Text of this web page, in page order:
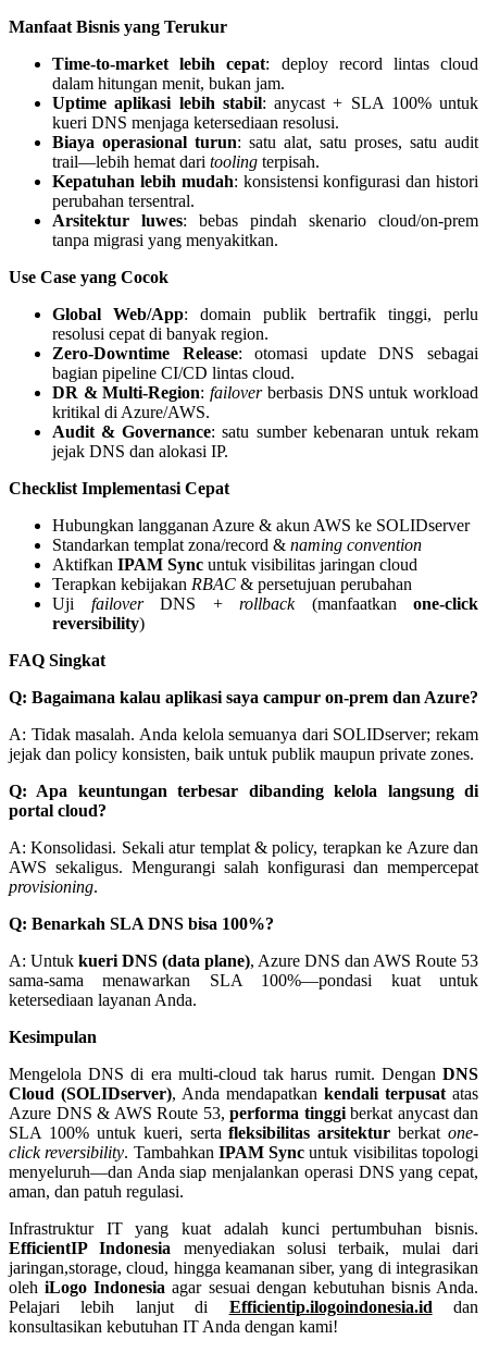
Manfaat Bisnis yang Terukur
Time-to-market lebih cepat: deploy record lintas cloud
dalam hitungan menit, bukan jam.
Uptime aplikasi lebih stabil: anycast + SLA 100% untuk
kueri DNS menjaga ketersediaan resolusi.
Biaya operasional turun: satu alat, satu proses, satu audit
trail—lebih hemat dari tooling terpisah.
Kepatuhan lebih mudah: konsistensi konfigurasi dan histori
perubahan tersentral.
Arsitektur luwes: bebas pindah skenario cloud/on-prem
tanpa migrasi yang menyakitkan.
Use Case yang Cocok
Global Web/App: domain publik bertrafik tinggi, perlu
resolusi cepat di banyak region.
Zero-Downtime Release: otomasi update DNS sebagai
bagian pipeline CI/CD lintas cloud.
DR & Multi-Region:failoverberbasis DNS untuk workload
kritikal di Azure/AWS.
Audit & Governance: satu sumber kebenaran untuk rekam
jejak DNS dan alokasi IP.
Checklist Implementasi Cepat
Hubungkan langganan Azure & akun AWS ke SOLIDserver
Standarkan templat zona/record & naming convention
Aktifkan IPAM Sync untuk visibilitas jaringan cloud
Terapkan kebijakan RBAC & persetujuan perubahan
Uji failoverDNS + rollback(manfaatkan one-click
reversibility)
FAQ Singkat
Q: Bagaimana kalau aplikasi saya campur on-prem dan Azure?
A: Tidak masalah. Anda kelola semuanya dari SOLIDserver; rekam
jejak dan policy konsisten, baik untuk publik maupun private zones.
Q: Apa keuntungan terbesar dibanding kelola langsung di
portal cloud?
A: Konsolidasi. Sekali atur templat & policy, terapkan ke Azure dan
AWS sekaligus. Mengurangi salah konfigurasi dan mempercepat
provisioning.
Q: Benarkah SLA DNS bisa 100%?
A: Untuk kueri DNS (data plane), Azure DNS dan AWS Route 53
sama-sama menawarkan SLA 100%—pondasi kuat untuk
ketersediaan layanan Anda.
Kesimpulan
Mengelola DNS di era multi-cloud tak harus rumit. Dengan DNS
Cloud (SOLIDserver), Anda mendapatkan kendali terpusat atas
Azure DNS & AWS Route 53, performa tinggiberkat anycast dan
SLA 100% untuk kueri, sertafleksibilitas arsitektur berkat one-
click reversibility. Tambahkan IPAM Sync untuk visibilitas topologi
menyeluruh—dan Anda siap menjalankan operasi DNS yang cepat,
aman, dan patuh regulasi.
Infrastruktur IT yang kuat adalah kunci pertumbuhan bisnis.
EfficientIP Indonesia menyediakan solusi terbaik, mulai dari
jaringan,storage, cloud, hingga keamanan siber, yang di integrasikan
olehiLogo Indonesia agar sesuai dengan kebutuhan bisnis Anda.
Pelajari lebih lanjut di Efficientip.ilogoindonesia.id dan
konsultasikan kebutuhan IT Anda dengan kami!